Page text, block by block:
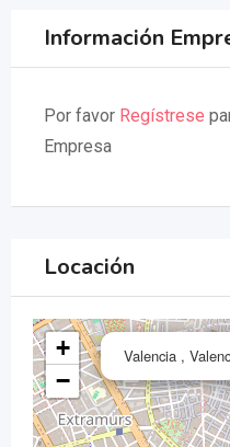
Información
Por favor Regístrese
Empresa
Locación
Valencia ,
+
−